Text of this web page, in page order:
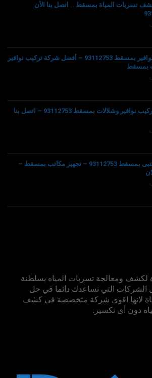
تسربات المياة بمسقط .. اتصل بنا الأن
تركيب نوافير بمسقط 93112753 – أفضل شركة تركيب نوافير
بمسقط
شركة تركيب نوافير وشلالات بمسقط 93112753 – اتصل بنا
اثاث مكتبى بمسقط 93112753 – تجهيز مكاتب بمسقط –
لكشف ومعالجة تسربات المياه بسلطنة
الشركات التي تساعدك دائما في حل
لانها اقوي شركة متخصصة في كشف
دون أى تكسير.